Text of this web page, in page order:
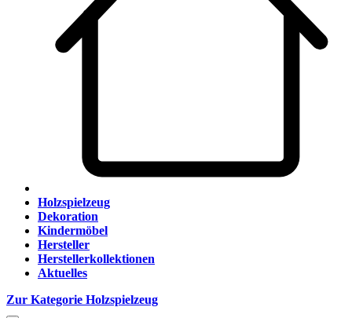
Holzspielzeug
Dekoration
Kindermöbel
Hersteller
Herstellerkollektionen
Aktuelles
Zur Kategorie Holzspielzeug